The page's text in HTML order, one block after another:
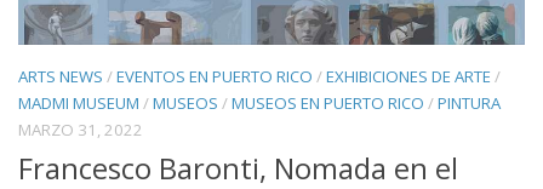
ARTS NEWS /EVENTOS EN PUERTO RICO /EXHIBICIONES DE ARTE /
MADMI MUSEUM /MUSEOS /MUSEOS EN PUERTO RICO /PINTURA
MARZO 31, 2022
Francesco Baronti, Nomada en el